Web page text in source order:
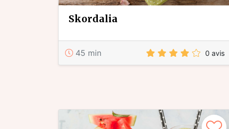
skordalia
45 min 0 avis